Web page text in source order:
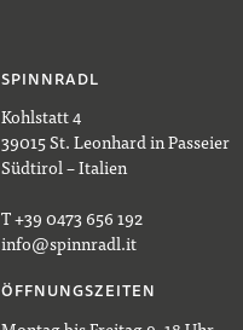
SPINNRADL
Kohlstatt 4
39015 St. Leonhard in Passeier
Südtirol – Italien
T +39 0473 656 192
info@spinnradl.it
ÖFFNUNGSZEITEN